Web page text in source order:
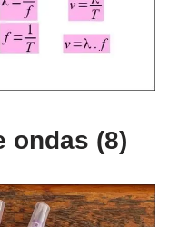
ondas (8)